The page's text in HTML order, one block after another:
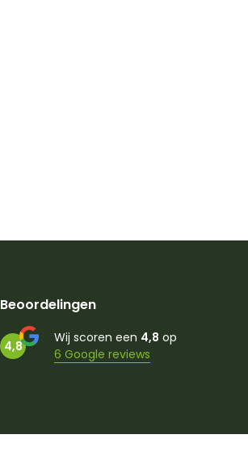
Beoordelingen
4,8
Wij scoren een 4,8 op
6 Google reviews